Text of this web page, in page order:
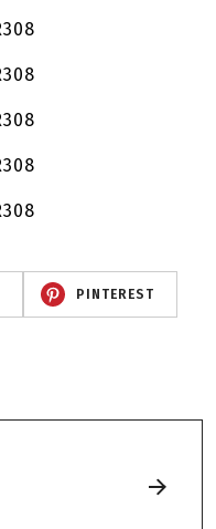
PINTEREST